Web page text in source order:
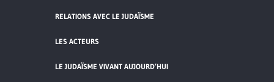
RELATIONS AVEC LE JUDAÏSME
LES ACTEURS
LE JUDAÏSME VIVANT AUJOURD’HUI